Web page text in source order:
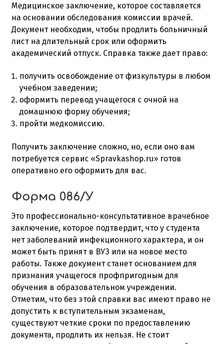
Медицинское заключение, которое составляется
на основании обследования комиссии врачей.
Документ необходим, чтобы продлить больничный
лист на длительный срок или оформить
академический отпуск. Справка также дает право:
получить освобождение от физкультуры в любом
учебном заведении;
оформить перевод учащегося с очной на
домашнюю форму обучения;
пройти медкомиссию.
Получить заключение сложно, но, если оно вам
потребуется сервис «Spravkashop.ru» готов
оперативно его оформить для вас.
Форма 086/У
Это профессионально-консультативное врачебное
заключение, которое подтвердит, что у студента
нет заболеваний инфекционного характера, и он
может быть принят в ВУЗ или на новое место
работы. Также документ станет основанием для
признания учащегося профпригодным для
обучения в образовательном учреждении.
Отметим, что без этой справки вас имеют право не
допустить к вступительным экзаменам,
существуют четкие сроки по предоставлению
документа, продлить их нельзя. Не стоит